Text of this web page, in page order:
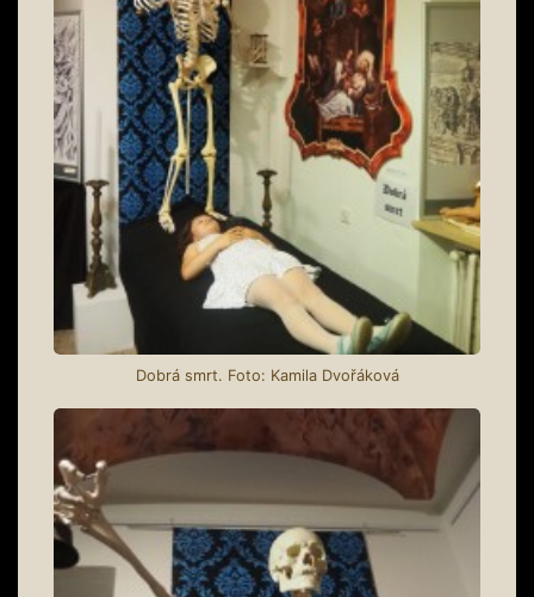
Dobrá smrt. Foto: Kamila Dvořáková